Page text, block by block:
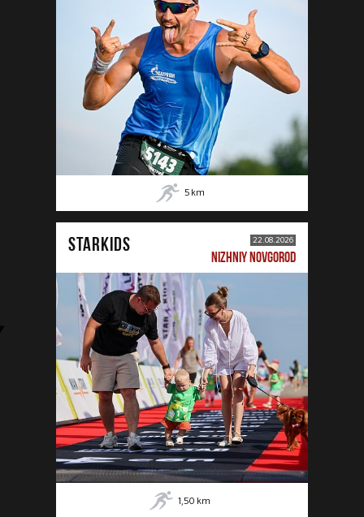
5 km
STARKIDS 22.08.2026
NIZHNIY NOVGOROD
1,50 km